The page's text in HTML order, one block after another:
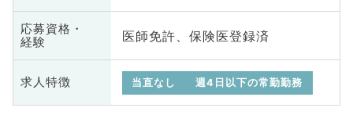
応募資格・
経験
医師免許、保険医登録済
求人特徴 当直なし 週4日以下の常勤勤務